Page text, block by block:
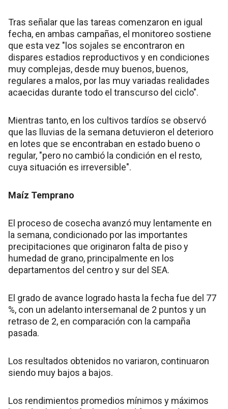
Tras señalar que las tareas comenzaron en igual
fecha, en ambas campañas, el monitoreo sostiene
que esta vez "los sojales se encontraron en
dispares estadios reproductivos y en condiciones
muy complejas, desde muy buenos, buenos,
regulares a malos, por las muy variadas realidades
acaecidas durante todo el transcurso del ciclo".
Mientras tanto, en los cultivos tardíos se observó
que las lluvias de la semana detuvieron el deterioro
en lotes que se encontraban en estado bueno o
regular, "pero no cambió la condición en el resto,
cuya situación es irreversible".
Maíz Temprano
El proceso de cosecha avanzó muy lentamente en
la semana, condicionado por las importantes
precipitaciones que originaron falta de piso y
humedad de grano, principalmente en los
departamentos del centro y sur del SEA.
El grado de avance logrado hasta la fecha fue del 77
%, con un adelanto intersemanal de 2 puntos y un
retraso de 2, en comparación con la campaña
pasada.
Los resultados obtenidos no variaron, continuaron
siendo muy bajos a bajos.
Los rendimientos promedios mínimos y máximos